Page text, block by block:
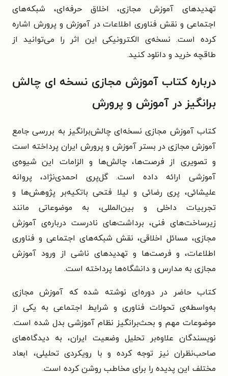
تهدیدهای آموزش مجازی، اخلاق حرفه‌ای، شبکه‌های
اجتماعی و نقش فناوری اطلاعات در آموزش و پرورش اشاره
کرده است. نسخه‌ی الکترونیکی این اثر را می‌توانید از
طاقچه خرید و دانلود کنید.
درباره کتاب آموزش مجازی نسخه ای چالش
برانگیز در آموزش و پرورش
کتاب آموزش مجازی نسخه‌‌ای چالش‌‌برانگیز به بررسی جامع
آموزش مجازی در بستر آموزش و پرورش ایران پرداخته است
و تصویری از فرصت‌ها، چالش‌ها و الزامات این شیوه‌ی
آموزشی ارائه داده است. گل‌‌پری احمدی‌‌نژاد، پروانه
علیشائی، پری رضائی و لیلا فتحی با‌تکیه‌بر پژوهش‌ها و
تجربیات داخلی و بین‌المللی، به موضوعاتی مانند
زیرساخت‌های فنی، برداشت‌های نادرست درباره‌ی آموزش
مجازی، مسائل اخلاقی، نقش شبکه‌های اجتماعی و فناوری
اطلاعات، و فرصت‌ها و تهدیدهای ناشی از ورود آموزش
مجازی به مدارس و دانشگاه‌ها پرداخته است.
کتاب حاضر در دوره‌ای نوشته شده که آموزش مجازی
به‌واسطه‌ی تحولات فناوری و شرایط اجتماعی به یکی از
موضوعات مهم و بحث‌برانگیز نظام آموزشی بدل شده است.
نویسندگان علاوه‌بر تحلیل وضعیت ایران، به دیدگاه‌های
صاحب‌نظران نیز توجه کرده و با رویکردی تحلیلی، ابعاد
مختلف این پدیده را برای مخاطب روشن کرده است.